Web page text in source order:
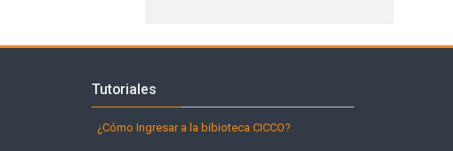
Tutoriales
¿Cómo Ingresar a la bibioteca CICCO?